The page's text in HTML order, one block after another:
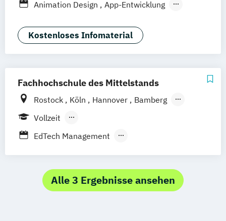
Wien Zürich Dortmund
Animation Design
App-Entwicklung
Game Development Industriedesign
Kommunikationsdesign
Kostenloses Infomaterial
Fachhochschule des Mittelstands
Rostock Köln Hannover
Bamberg
Bielefeld
Vollzeit
Berufsbegleitendes Präsenzstudium
EdTech Management
Medienkommunikation & Journalismus
Sportjournalismus & Sportmarketing
Alle 3 Ergebnisse ansehen